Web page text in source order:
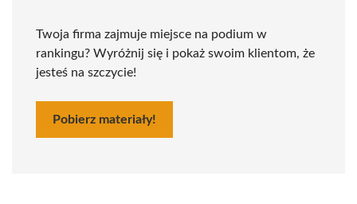
Twoja firma zajmuje miejsce na podium w
rankingu? Wyróżnij się i pokaż swoim klientom, że
jesteś na szczycie!
Pobierz materiały!